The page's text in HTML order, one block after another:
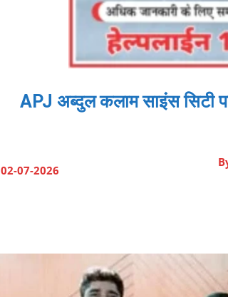
APJ अब्दुल कलाम साइंस सिटी
02-07-2026